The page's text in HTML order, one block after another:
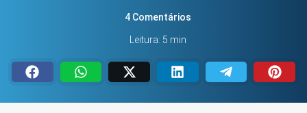
4 Comentários
Leitura: 5 min